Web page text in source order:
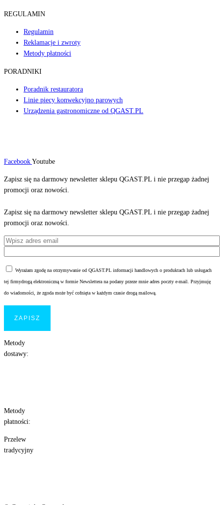
REGULAMIN
Regulamin
Reklamacje i zwroty
Metody płatności
PORADNIKI
Poradnik restauratora
Linie piecy konwekcyjno parowych
Urządzenia gastronomiczne od QGAST.PL
Facebook Youtube
Zapisz się na darmowy newsletter sklepu QGAST.PL i nie przegap żadnej
promocji oraz nowości.
Zapisz się na darmowy newsletter sklepu QGAST.PL i nie przegap żadnej
promocji oraz nowości.
Wyrażam zgodę na otrzymywanie od QGAST.PL informacji handlowych o produktach lub usługach
tej firmydrogą elektroniczną w formie Newslettera na podany przeze mnie adres poczty e-mail. Przyjmuję
do wiadomości, że zgoda może być cofnięta w każdym czasie drogą mailową.
Metody
dostawy:
Metody
płatności:
Przelew
tradycyjny